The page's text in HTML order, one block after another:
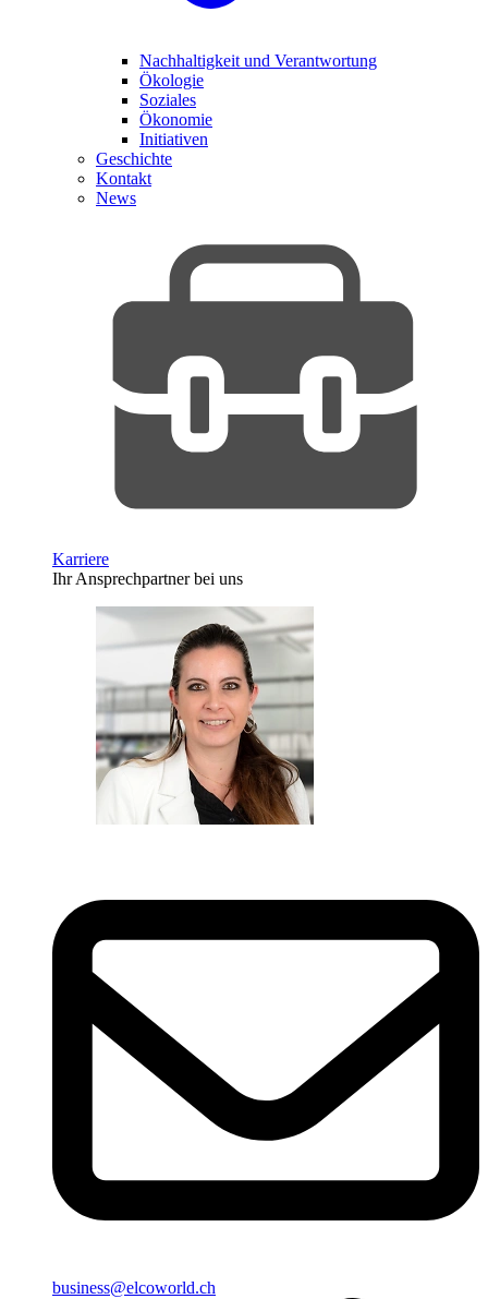
Nachhaltigkeit und Verantwortung
Ökologie
Soziales
Ökonomie
Initiativen
Geschichte
Kontakt
News
Karriere
Ihr Ansprechpartner bei uns
business@elcoworld.ch